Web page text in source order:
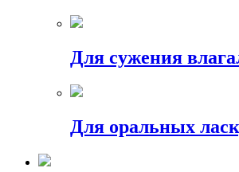
Для сужения
Для оральных